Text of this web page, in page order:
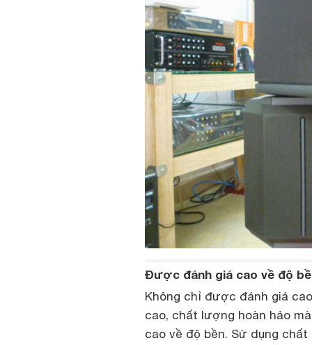
Được đánh giá cao về độ
Không chỉ được đánh giá
cao, chất lượng hoàn hảo
cao về độ bền. Sử dụng